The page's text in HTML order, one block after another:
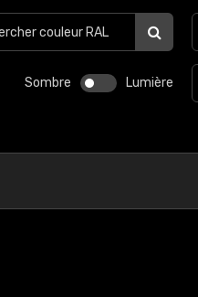
Sombre Lumière